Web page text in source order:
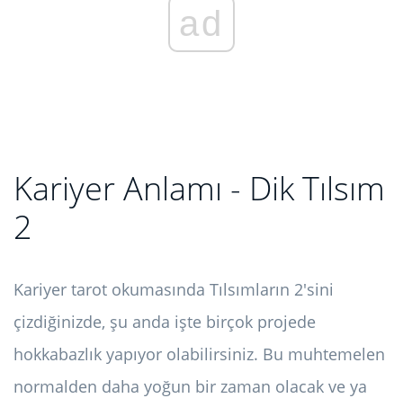
ad
Kariyer Anlamı - Dik Tılsım
2
Kariyer tarot okumasında Tılsımların 2'sini
çizdiğinizde, şu anda işte birçok projede
hokkabazlık yapıyor olabilirsiniz. Bu muhtemelen
normalden daha yoğun bir zaman olacak ve ya